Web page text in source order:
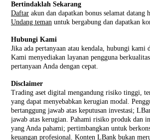
Bertindaklah Sekarang
Daftar akun dan dapatkan bonus selamat datang
Undang teman untuk bergabung dan dapatkan
Hubungi Kami
Jika ada pertanyaan atau kendala, hubungi kami
Kami menyediakan layanan pengguna
pertanyaan Anda dengan cepat.
Disclaimer
Trading aset digital mengandung risiko tinggi,
yang dapat menyebabkan kerugian modal.
bertanggung jawab atas keputusan investasi;
jawab atas kerugian. Pahami risiko produk dan
yang Anda pahami; pertimbangkan untuk
keuangan profesional. Konten LBank bukan